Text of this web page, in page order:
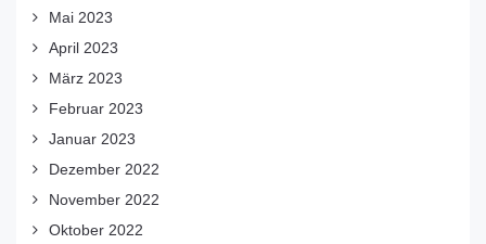
Mai 2023
April 2023
März 2023
Februar 2023
Januar 2023
Dezember 2022
November 2022
Oktober 2022